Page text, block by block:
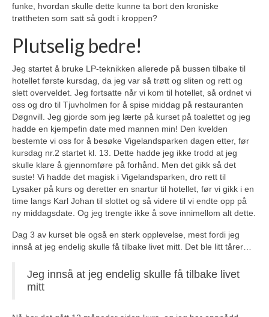
funke, hvordan skulle dette kunne ta bort den kroniske
trøttheten som satt så godt i kroppen?
Plutselig bedre!
Jeg startet å bruke LP-teknikken allerede på bussen tilbake til
hotellet første kursdag, da jeg var så trøtt og sliten og rett og
slett overveldet. Jeg fortsatte når vi kom til hotellet, så ordnet vi
oss og dro til Tjuvholmen for å spise middag på restauranten
Døgnvill. Jeg gjorde som jeg lærte på kurset på toalettet og jeg
hadde en kjempefin date med mannen min! Den kvelden
bestemte vi oss for å besøke Vigelandsparken dagen etter, før
kursdag nr.2 startet kl. 13. Dette hadde jeg ikke trodd at jeg
skulle klare å gjennomføre på forhånd. Men det gikk så det
suste! Vi hadde det magisk i Vigelandsparken, dro rett til
Lysaker på kurs og deretter en snartur til hotellet, før vi gikk i en
time langs Karl Johan til slottet og så videre til vi endte opp på
ny middagsdate. Og jeg trengte ikke å sove innimellom alt dette.
Dag 3 av kurset ble også en sterk opplevelse, mest fordi jeg
innså at jeg endelig skulle få tilbake livet mitt. Det ble litt tårer…
Jeg innså at jeg endelig skulle få tilbake livet
mitt